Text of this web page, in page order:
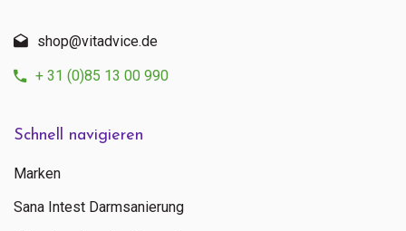
Schnell navigieren
Marken
Sana Intest Darmsanierung
shop@vitadvice.de
+ 31 (0)85 13 00 990